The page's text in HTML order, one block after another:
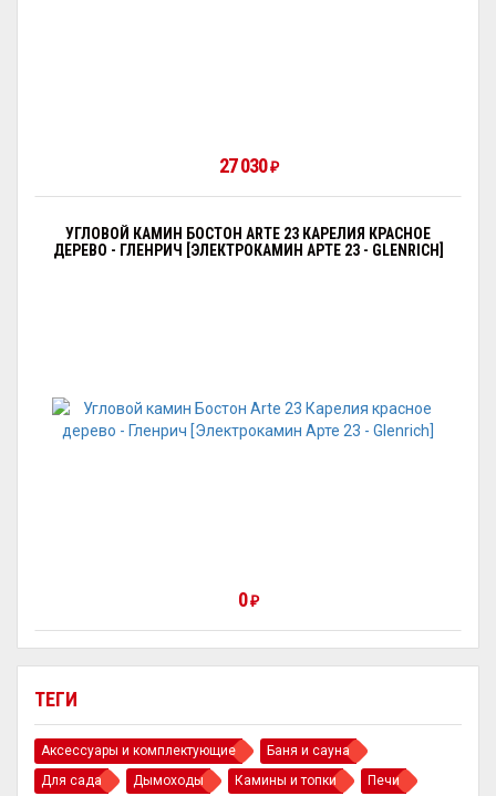
ТЕГИ
Аксессуары и комплектующие
Баня и сауна
Для сада
Дымоходы Камины и топки
Печи
27 030₽
УГЛОВОЙ КАМИН БОСТОН ARTE 23 КАРЕЛИЯ КРАСНОЕ
ДЕРЕВО - ГЛЕНРИЧ [ЭЛЕКТРОКАМИН АРТЕ 23 - GLENRICH]
0₽